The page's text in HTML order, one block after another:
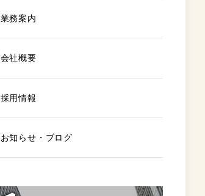
業務案内
会社概要
採用情報
お知らせ・ブログ